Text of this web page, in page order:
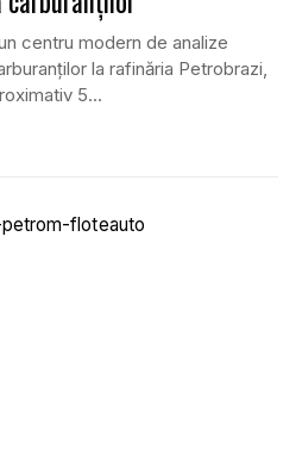
centru modern de analize
la rafinăria Petrobrazi,
5...